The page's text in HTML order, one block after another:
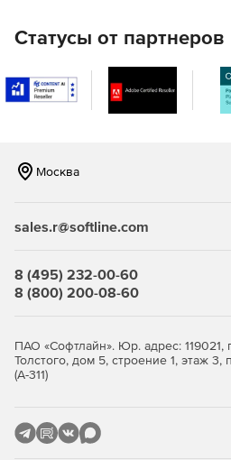
помощью системы
Обнаружение и
памяти и проверка модулей
изменение важных файлов
Автоматическое обновление
защищенном режиме.
загрузка файлов не мешает
Policy Manager. Благодаря
централизованного
или вирусной активности. С
Manager администраторы
Статусы от партнеров
Москва
sales.r@softline.com
8 (495) 232-00-60
8 (800) 200-08-60
ПАО «Софтлайн». Юр. адрес: 119021,
Толстого, дом 5, строение 1, этаж
(А-311)